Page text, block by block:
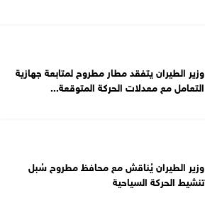
وزير الطيران يتفقد مطار مطروح لمتابعة جهازية
التعامل مع معدلات الحركة المتوقعة...
وزير الطيران يُناقش مع محافظ مطروح سُبل
تنشيط الحركة السياحية